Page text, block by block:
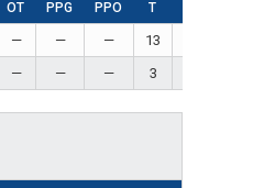
OT PPG PPO T
— — — 13
— — — 3